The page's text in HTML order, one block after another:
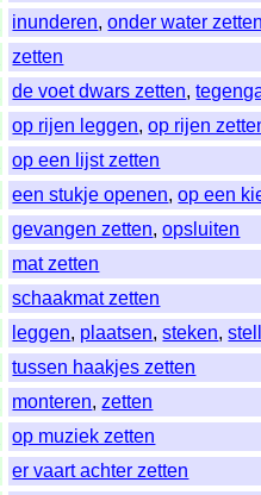
inunderen,onder water zetten
zetten
de voet dwars zetten,
op rijen leggen,op rijen
op een lijst zetten
een stukje openen,op een
gevangen zetten,opsluiten
mat zetten
schaakmat zetten
leggen, plaatsen,steken,
tussen haakjes zetten
monteren,zetten
op muziek zetten
er vaart achter zetten